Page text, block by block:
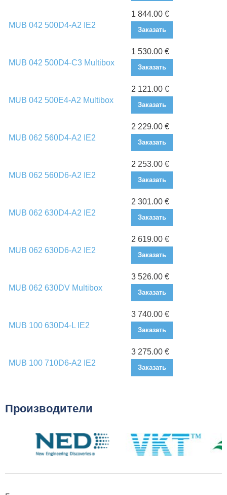
MUB 042 500D4-A2 IE2
1 844.00 €
Заказать
MUB 042 500D4-C3 Multibox
1 530.00 €
Заказать
MUB 042 500E4-A2 Multibox
2 121.00 €
Заказать
MUB 062 560D4-A2 IE2
2 229.00 €
Заказать
MUB 062 560D6-A2 IE2
2 253.00 €
Заказать
MUB 062 630D4-A2 IE2
2 301.00 €
Заказать
MUB 062 630D6-A2 IE2
2 619.00 €
Заказать
MUB 062 630DV Multibox
3 526.00 €
Заказать
MUB 100 630D4-L IE2
3 740.00 €
Заказать
MUB 100 710D6-A2 IE2
3 275.00 €
Заказать
Производители